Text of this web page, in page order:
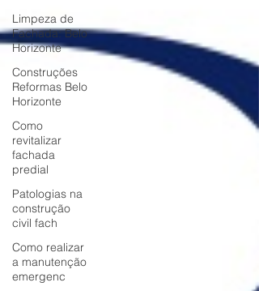
Limpeza de
Fachada: Belo
Horizonte
Construções
Reformas Belo
Horizonte
Como
revitalizar
fachada
predial
Patologias na
construção
civil fach
Como realizar
a manutenção
emergenc